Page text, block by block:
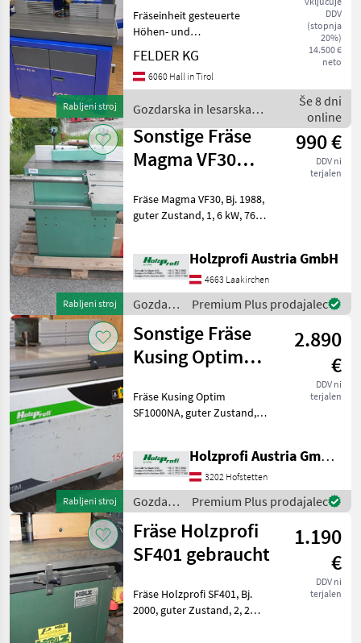
Rabljeni stroj
Fräsmaschine
profil 45 M
DDV
(stopnja
20%)
14.500 €
neto
Fräseinheit gesteuerte
Höhen- und
Winkelverstellung
Frässpindelblockierung von
außen max.
Tischgröße 1160x770 mm
Fräs-Anschlagschienensatz
I
FELDER KG
6060 Hall in Tirol
Gozdarska in lesarska
mehanizacija / Sonstige
Še 8 dni
online
Rabljeni stroj
Sonstige Fräse
Magma VF30
990 €
DDV ni
terjalen
Fräse Magma VF30, Bj. 1988,
guter Zustand, 1, 6 kW, 760
kgPreisänderungen
vorbehalten, Irrtümer,
Druck- und Satzf
Holzprofi Austria GmbH
4663 Laakirchen
Gozdarska
in
lesarska
mehanizacija
/
Premium Plus prodajalec
Rabljeni stroj
Sonstige Fräse
Kusing Optim
gebraucht
2.890
€
DDV ni
terjalen
Fräse Kusing Optim
SF1000NA, guter Zustand, 3
3000/6000/8000 U/min, ca.
400 kgPreisänderungen
vorbehalten, Irrtüme
Holzprofi Austria GmbH, Zweigstelle NÖ
3202 Hofstetten
Gozdarska
in
lesarska
mehanizacija
/
Premium Plus prodajalec
Fräse Holzprofi
SF401 gebraucht
1.190
€
DDV ni
terjalen
Fräse Holzprofi SF401, Bj.
2000, guter Zustand, 2, 2